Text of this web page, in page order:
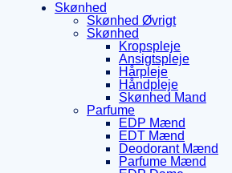
Skønhed
Skønhed Øvrigt
Skønhed
Kropspleje
Ansigtspleje
Hårpleje
Håndpleje
Skønhed Mand
Parfume
EDP Mænd
EDT Mænd
Deodorant Mænd
Parfume Mænd